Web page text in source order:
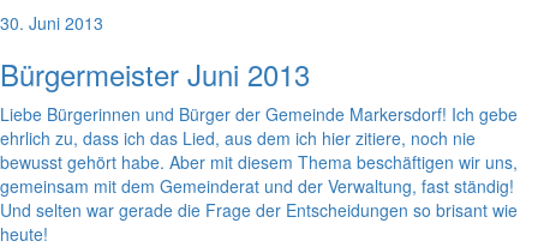
30. Juni 2013
Bürgermeister Juni 2013
Liebe Bürgerinnen und Bürger der Gemeinde Markersdorf! Ich gebe
ehrlich zu, dass ich das Lied, aus dem ich hier zitiere, noch nie
bewusst gehört habe. Aber mit diesem Thema beschäftigen wir uns,
gemeinsam mit dem Gemeinderat und der Verwaltung, fast ständig!
Und selten war gerade die Frage der Entscheidungen so brisant wie
heute!